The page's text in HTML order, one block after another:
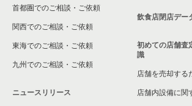
大東市の飲食店の居抜き売却物件の案件一覧
箕面市の飲食店の居抜き売却物件の案件一覧
大阪市淀川区の飲食店の居抜き売却物件の案件
大阪市東成区の飲食店の居抜き売却物件の案件
首都圏でのご相談・ご依頼
関西でのご相談・ご依頼
東海でのご相談・ご依頼
九州でのご相談・ご依頼
ニュースリリース
飲食店閉店デー
初めての店舗査
識
店舗を売却する
店舗内設備に関